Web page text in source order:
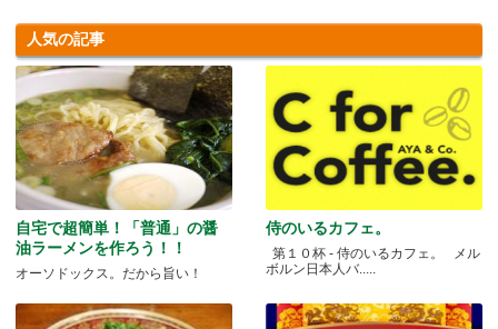
人気の記事
自宅で超簡単！「普通」の醤
油ラーメンを作ろう！！
オーソドックス。だから旨い！
侍のいるカフェ。
第１０杯 - 侍のいるカフェ。 メル
ボルン日本人バ.....